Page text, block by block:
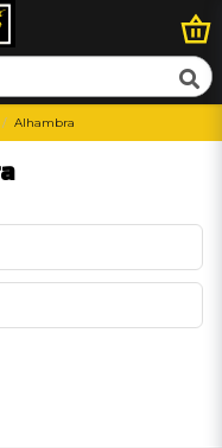
Alhambra